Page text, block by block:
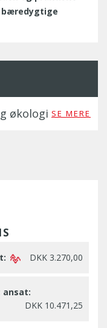
økologi SE MERE
DKK 3.270,00
ansat:
DKK 10.471,25